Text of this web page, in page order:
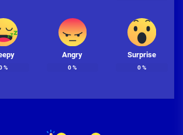
%
Angry
0%
Surprise
0%